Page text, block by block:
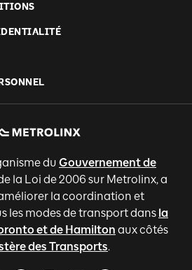
du Gouvernement de
la Loi de 2006 sur Metrolinx, a
la coordination et
les modes de transport dans la
et de Hamilton aux côtés
des Transports.